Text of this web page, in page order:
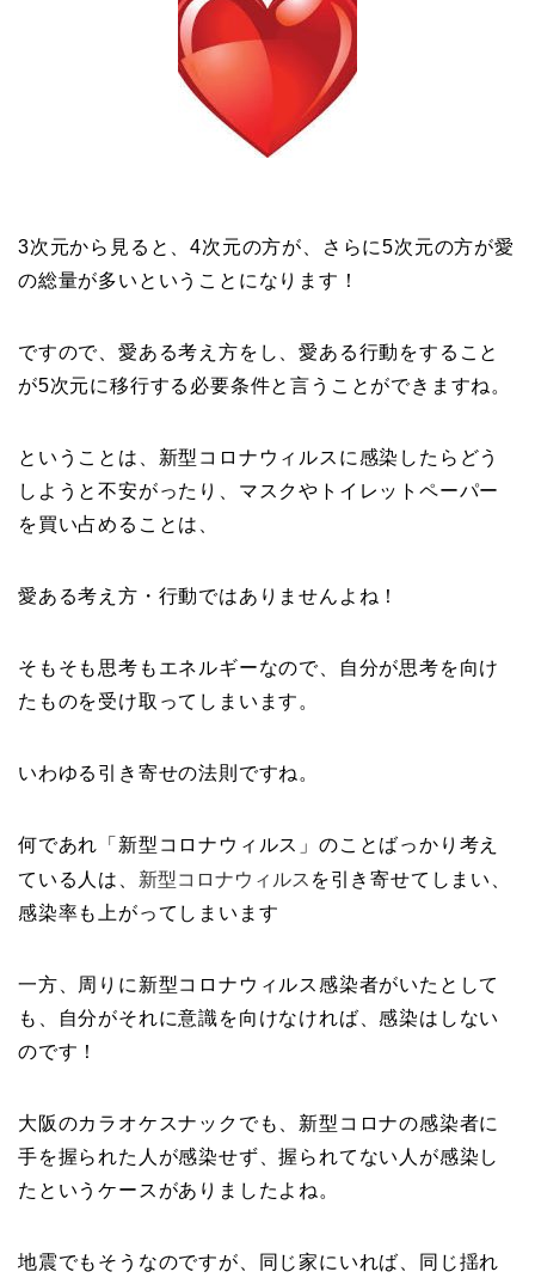
3次元から見ると、4次元の方が、さらに5次元の方が愛
の総量が多いということになります！
ですので、愛ある考え方をし、愛ある行動をすること
が5次元に移行する必要条件と言うことができますね。
ということは、新型コロナウィルスに感染したらどう
しようと不安がったり、マスクやトイレットペーパー
を買い占めることは、
愛ある考え方・行動ではありませんよね！
そもそも思考もエネルギーなので、自分が思考を向け
たものを受け取ってしまいます。
いわゆる引き寄せの法則ですね。
何であれ「新型コロナウィルス」のことばっかり考え
ている人は、 新型コロナウィルス を引き寄せてしまい、
感染率も上がってしまいます
一方、周りに新型コロナウィルス感染者がいたとして
も、自分がそれに意識を向けなければ、感染はしない
のです！
大阪のカラオケスナックでも、新型コロナの感染者に
手を握られた人が感染せず、握られてない人が感染し
たというケースがありましたよね。
地震でもそうなのですが、同じ家にいれば、同じ揺れ